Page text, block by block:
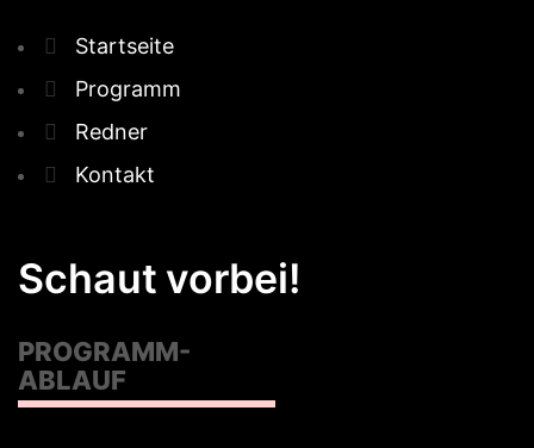
Startseite
Programm
Redner
Kontakt
Schaut vorbei!
PROGRAMM-
ABLAUF